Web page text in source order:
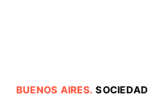
BUENOS AIRES.SOCIEDAD